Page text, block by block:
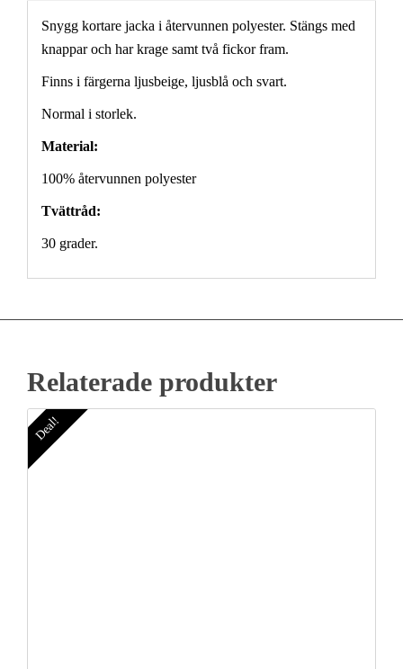
Snygg kortare jacka i återvunnen polyester. Stängs med
knappar och har krage samt två fickor fram.
Finns i färgerna ljusbeige, ljusblå och svart.
Normal i storlek.
Material:
100% återvunnen polyester
Tvättråd:
30 grader.
Relaterade produkter
Deal!